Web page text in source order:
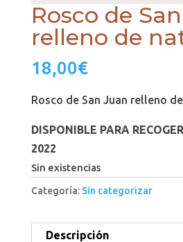
Rosco de
relleno de
18,00€
Rosco de San Juan relleno
DISPONIBLE PARA
2022
Sin existencias
Categoría: Sin categorizar
Descripción